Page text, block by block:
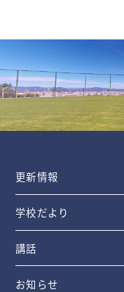
更新情報
学校だより
講話
お知らせ